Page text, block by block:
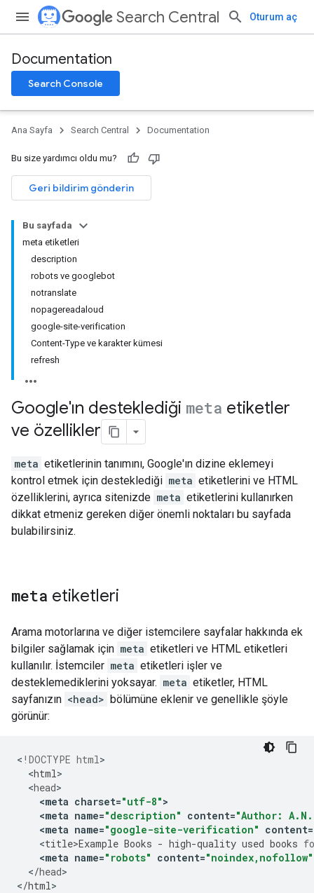
Search Central Oturum aç
Documentation
Search Console
Ana Sayfa Search Central Documentation
Bu size yardımcı oldu mu?
Geri bildirim gönderin
Bu sayfada
meta etiketleri
description
robots ve googlebot
notranslate
nopagereadaloud
google-site-verification
Content-Type ve karakter kümesi
refresh
Google'ın desteklediği meta etiketler
ve özellikler
meta etiketlerinin tanımını, Google'ın dizine eklemeyi
kontrol etmek için desteklediği meta etiketlerini ve HTML
özelliklerini, ayrıca sitenizde meta etiketlerini kullanırken
dikkat etmeniz gereken diğer önemli noktaları bu sayfada
bulabilirsiniz.
meta etiketleri
Arama motorlarına ve diğer istemcilere sayfalar hakkında ek
bilgiler sağlamak için meta etiketleri ve HTML etiketleri
kullanılır. İstemciler meta etiketleri işler ve
desteklemediklerini yoksayar. meta etiketler, HTML
sayfanızın <head> bölümüne eklenir ve genellikle şöyle
görünür:
< !DOCTYPE html
<html
<head
<meta charset="utf-8">
<meta name="description" content="Author:
<meta name="google-site-verification" content=
<title>Example Books - high-quality used books
<meta name="robots" content="noindex,nofollow"
</head>
</html>